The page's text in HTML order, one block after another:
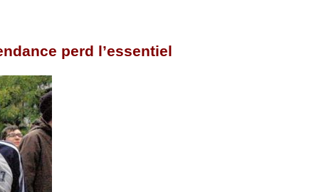
perd l’essentiel